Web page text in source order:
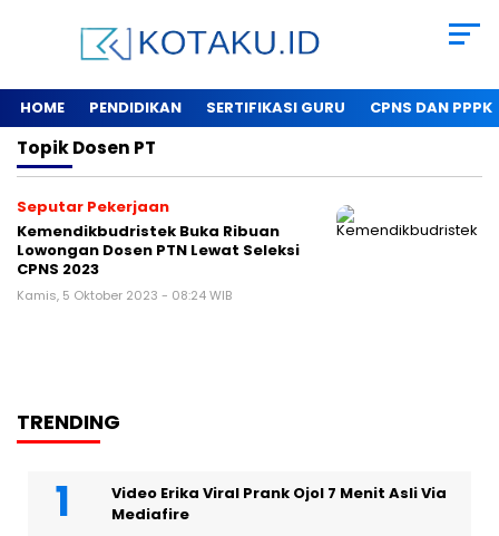
HOME PENDIDIKAN SERTIFIKASI GURU CPNS DAN PPPK
TopikDosen PT
Seputar Pekerjaan
Kemendikbudristek Buka Ribuan
Lowongan Dosen PTN Lewat Seleksi
CPNS 2023
Kamis, 5 Oktober 2023 - 08:24 WIB
TRENDING
Video Erika Viral Prank Ojol 7 Menit Asli Via
Mediafire